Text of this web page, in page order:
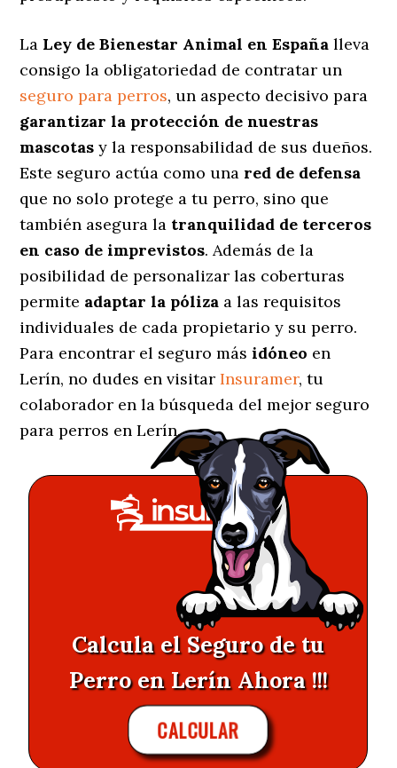
La Ley de Bienestar Animal en España lleva
consigo la obligatoriedad de contratar un
seguro para perros, un aspecto decisivo para
garantizar la protección de nuestras
mascotas y la responsabilidad de sus dueños.
Este seguro actúa como una red de defensa
que no solo protege a tu perro, sino que
también asegura la tranquilidad de terceros
en caso de imprevistos. Además de la
posibilidad de personalizar las coberturas
permite adaptar la póliza a las requisitos
individuales de cada propietario y su perro.
Para encontrar el seguro másidóneo en
Lerín, no dudes en visitarInsuramer, tu
colaborador en la búsqueda del mejor seguro
para perros en Lerín.
Calcula el Seguro de tu
Perro en Lerín Ahora !!!
CALCULAR